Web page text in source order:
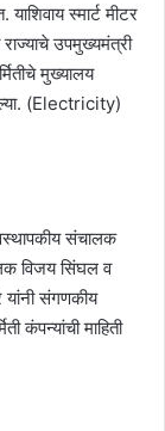
याशिवाय स्मार्ट मीटर
उपमुख्यमंत्री
मुख्यालय
(Electricity)
संचालक
विजय सिंघल व
यांनी संगणकीय
कंपन्यांची माहिती